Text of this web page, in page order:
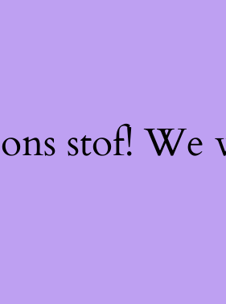
stof! We